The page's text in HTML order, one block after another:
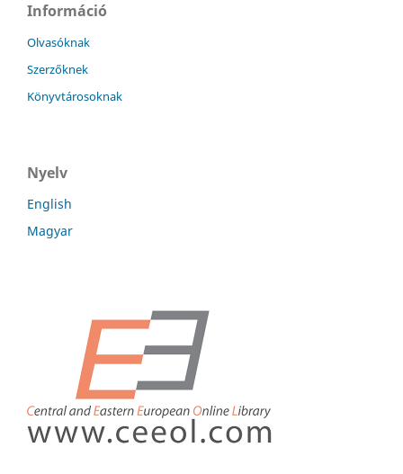
Információ
Olvasóknak
Szerzőknek
Könyvtárosoknak
Nyelv
English
Magyar